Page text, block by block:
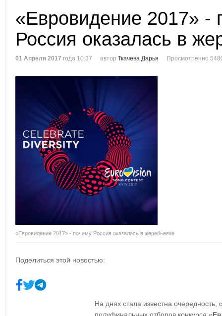
«Евровидение 2017» -
Россия оказалась в
01 Апреля 2017 года 10:37 автор Ткачева Дарья Просмотренно
«Евровидение 2017» - почему Россия оказалась в жеребьевке
Поделиться этой новостью:
На днях стала известна очередность,